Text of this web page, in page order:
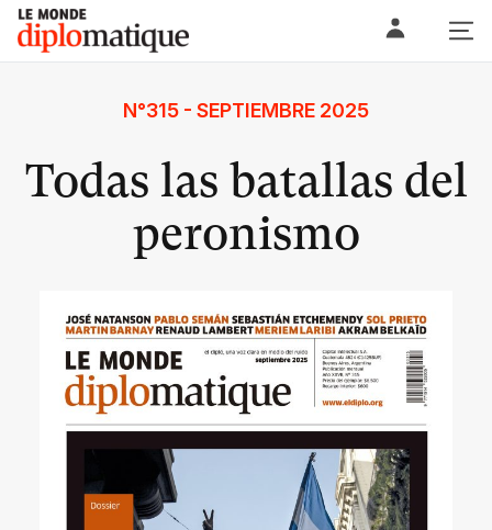
Skip
content
Le monde diplomatique
N°315 - SEPTIEMBRE 2025
Todas las batallas del
peronismo